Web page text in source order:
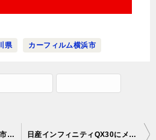
県 カーフィルム横浜市
ベンツCワゴンが千葉県市原市よりご入庫され、メッキモールフィルムを施工させて頂きました！ 日産インフィニティQX30にメッキモールラッピング施工 埼玉県より